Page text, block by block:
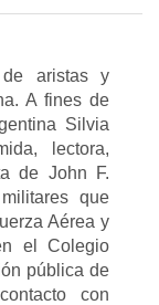
aristas y
A fines de
Silvia
lectora,
de John F.
que
Aérea y
el Colegio
pública de
con